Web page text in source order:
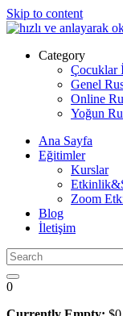
Skip to content
Category
Çocuklar
Genel
Online
Yoğun
Ana Sayfa
Eğitimler
Kurslar
Zoom
Blog
İletişim
0